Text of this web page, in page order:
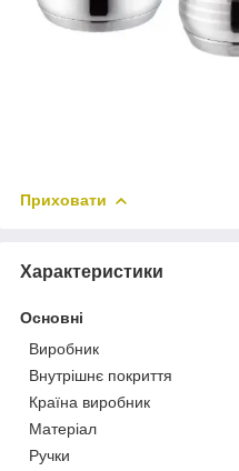
Приховати
Характеристики
Основні
Виробник
Внутрішнє покриття
Країна виробник
Матеріал
Ручки